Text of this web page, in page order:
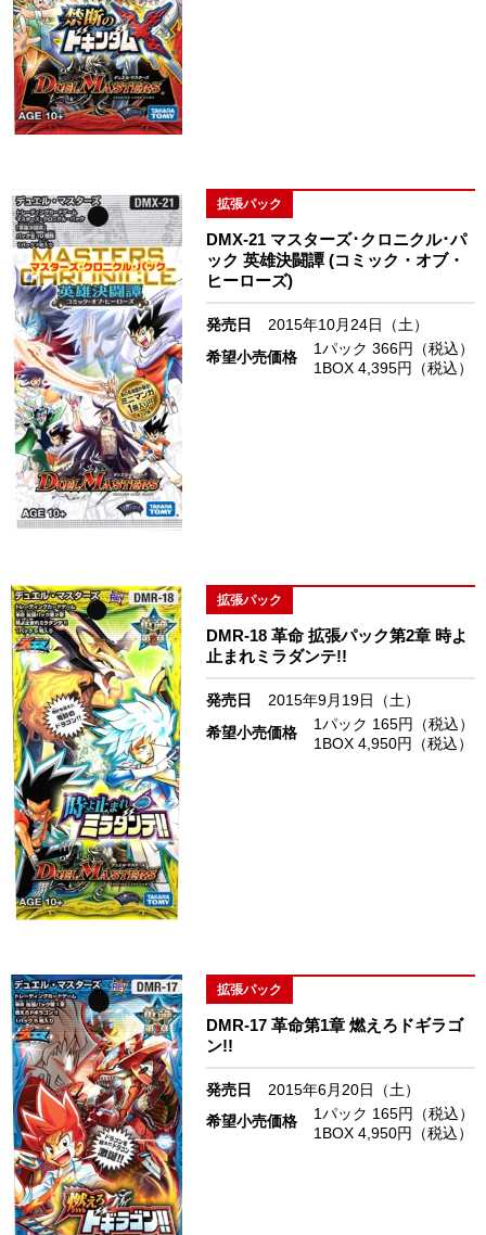
拡張パック
DMX-21 マスターズ･クロニクル･パ
ック 英雄決闘譚 (コミック・オブ・
ヒーローズ)
発売日
2015年10月24日（土）
希望小売価格
1パック 366円（税込）
1BOX 4,395円（税込）
拡張パック
DMR-18 革命 拡張パック第2章 時よ
止まれミラダンテ!!
発売日
2015年9月19日（土）
希望小売価格
1パック 165円（税込）
1BOX 4,950円（税込）
拡張パック
DMR-17 革命第1章 燃えろドギラゴ
ン!!
発売日
2015年6月20日（土）
希望小売価格
1パック 165円（税込）
1BOX 4,950円（税込）